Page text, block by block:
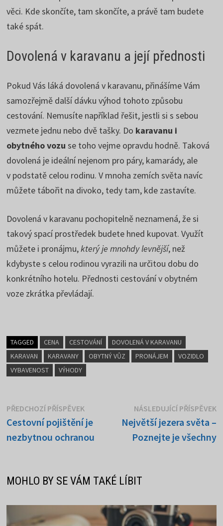
věci. Kde skončíte, tam skončíte, a právě tam budete
také spát.
Dovolená v karavanu a její přednosti
Pokud Vás láká dovolená v karavanu, přinášíme Vám
samozřejmě další dávku výhod tohoto způsobu
cestování. Nemusíte například řešit, jestli si s sebou
vezmete jednu nebo dvě tašky. Do karavanu i
obytného vozu se toho vejme opravdu hodně. Taková
dovolená je ideální nejenom pro páry, kamarády, ale
v podstatě celou rodinu. V mnoha zemích světa navíc
můžete tábořit na divoko, tedy tam, kde zastavíte.
Dovolená v karavanu pochopitelně neznamená, že si
takový spací prostředek budete hned kupovat. Využít
můžete i pronájmu,který je mnohdy levnější, než
kdybyste s celou rodinou vyrazili na určitou dobu do
konkrétního hotelu. Přednosti cestování v obytném
voze zkrátka převládají.
TAGGED CENA CESTOVÁNÍ
DOVOLENÁ V KARAVANU
KARAVAN
KARAVANY OBYTNÝ VŮZ PRONÁJEM
VOZIDLO
VYBAVENOST
VÝHODY
Navigace
pro
příspěvek
PŘEDCHOZÍ PŘÍSPĚVEK
příspěvek:
Cestovní pojištění je
nezbytnou ochranou
NÁSLEDUJÍCÍ PŘÍSPĚVEK
Největší jezera světa –
Poznejte je všechny
MOHLO BY SE VÁM TAKÉ LÍBIT